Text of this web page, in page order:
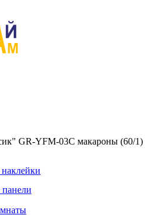
GR-YFM-03C макароны (60/1)